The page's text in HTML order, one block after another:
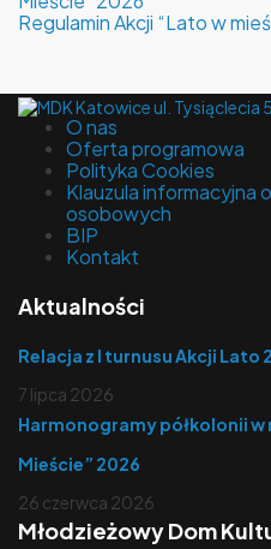
Regulamin Akcji “Lato w
O nas
Oferta programowa
Polityka Cookies
Klauzula informacyjna
osobowych
BIP
Kontakt
Aktualności
Relacja z I turnusu Akcji Lato
7 lipca 2026
Harmonogramy półkolonii w
Mieście” 2026
26 czerwca 2026
Młodzieżowy Dom